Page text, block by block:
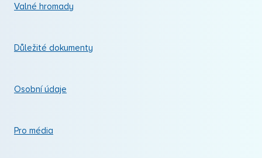
Valné hromady
Důležité dokumenty
Osobní údaje
Pro média